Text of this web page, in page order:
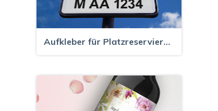
Aufkleber für Platzreservierung